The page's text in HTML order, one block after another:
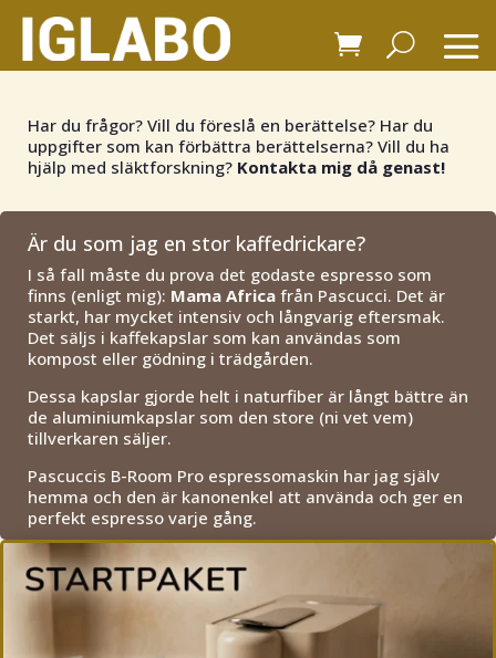
Har du frågor? Vill du föreslå en berättelse? Har du
uppgifter som kan förbättra berättelserna? Vill du ha
hjälp med släktforskning? Kontakta mig då genast!
Är du som jag en stor kaffedrickare?
I så fall måste du prova det godaste espresso som
finns (enligt mig): Mama Africa från Pascucci. Det är
starkt, har mycket intensiv och långvarig eftersmak.
Det säljs i kaffekapslar som kan användas som
kompost eller gödning i trädgården.
Dessa kapslar gjorde helt i naturfiber är långt bättre än
de aluminiumkapslar som den store (ni vet vem)
tillverkaren säljer.
Pascuccis B-Room Pro espressomaskin har jag själv
hemma och den är kanonenkel att använda och ger en
perfekt espresso varje gång.